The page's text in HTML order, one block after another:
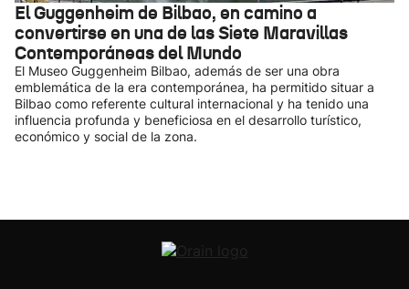
El Guggenheim de Bilbao, en camino a
convertirse en una de las Siete Maravillas
Contemporáneas del Mundo
El Museo Guggenheim Bilbao, además de ser una obra
emblemática de la era contemporánea, ha permitido situar a
Bilbao como referente cultural internacional y ha tenido una
influencia profunda y beneficiosa en el desarrollo turístico,
económico y social de la zona.